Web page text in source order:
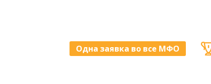
Одна заявка во все МФО